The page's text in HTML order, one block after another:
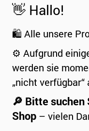
👋 Hallo!
🛍️ Alle unsere
⚙️ Aufgrund
werden sie
„nicht verfügbar“
🔎 Bitte
Shop – vielen